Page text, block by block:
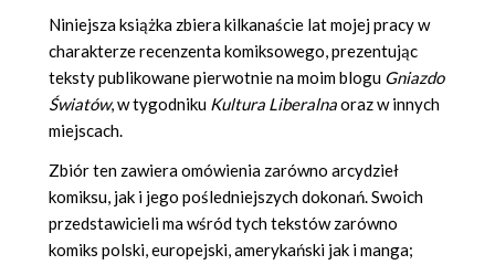
Niniejsza książka zbiera kilkanaście lat mojej pracy w
charakterze recenzenta komiksowego, prezentując
teksty publikowane pierwotnie na moim blogu Gniazdo
Światów, w tygodniku Kultura Liberalnaoraz w innych
miejscach.
Zbiór ten zawiera omówienia zarówno arcydzieł
komiksu, jak i jego pośledniejszych dokonań. Swoich
przedstawicieli ma wśród tych tekstów zarówno
komiks polski, europejski, amerykański jak i manga;